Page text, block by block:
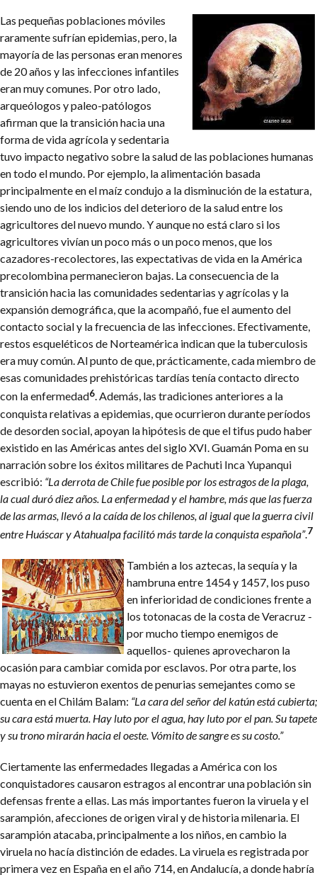
Las pequeñas poblaciones móviles
raramente sufrían epidemias, pero, la
mayoría de las personas eran menores
de 20 años y las infecciones infantiles
eran muy comunes. Por otro lado,
arqueólogos y paleo-patólogos
afirman que la transición hacia una
forma de vida agrícola y sedentaria
tuvo impacto negativo sobre la salud de las poblaciones humanas
en todo el mundo. Por ejemplo, la alimentación basada
principalmente en el maíz condujo a la disminución de la estatura,
siendo uno de los indicios del deterioro de la salud entre los
agricultores del nuevo mundo. Y aunque no está claro si los
agricultores vivían un poco más o un poco menos, que los
cazadores-recolectores, las expectativas de vida en la América
precolombina permanecieron bajas. La consecuencia de la
transición hacia las comunidades sedentarias y agrícolas y la
expansión demográfica, que la acompañó, fue el aumento del
contacto social y la frecuencia de las infecciones. Efectivamente,
restos esqueléticos de Norteamérica indican que la tuberculosis
era muy común. Al punto de que, prácticamente, cada miembro de
esas comunidades prehistóricas tardías tenía contacto directo
con la enfermedad6. Además, las tradiciones anteriores a la
conquista relativas a epidemias, que ocurrieron durante períodos
de desorden social, apoyan la hipótesis de que el tifus pudo haber
existido en las Américas antes del siglo XVI. Guamán Poma en su
narración sobre los éxitos militares de Pachuti Inca Yupanqui
escribió: “La derrota de Chile fue posible por los estragos de la plaga,
la cual duró diez años. La enfermedad y el hambre, más que las fuerza
de las armas, llevó a la caída de los chilenos, al igual que la guerra civil
entre Huáscar y Atahualpa facilitó más tarde la conquista española”.7
También a los aztecas, la sequía y la
hambruna entre 1454 y 1457, los puso
en inferioridad de condiciones frente a
los totonacas de la costa de Veracruz -
por mucho tiempo enemigos de
aquellos- quienes aprovecharon la
ocasión para cambiar comida por esclavos. Por otra parte, los
mayas no estuvieron exentos de penurias semejantes como se
cuenta en el Chilám Balam: “La cara del señor del katún está cubierta;
su cara está muerta. Hay luto por el agua, hay luto por el pan. Su tapete
y su trono mirarán hacia el oeste. Vómito de sangre es su costo.”
Ciertamente las enfermedades llegadas a América con los
conquistadores causaron estragos al encontrar una población sin
defensas frente a ellas. Las más importantes fueron la viruela y el
sarampión, afecciones de origen viral y de historia milenaria. El
sarampión atacaba, principalmente a los niños, en cambio la
viruela no hacía distinción de edades. La viruela es registrada por
primera vez en España en el año 714, en Andalucía, a donde habría